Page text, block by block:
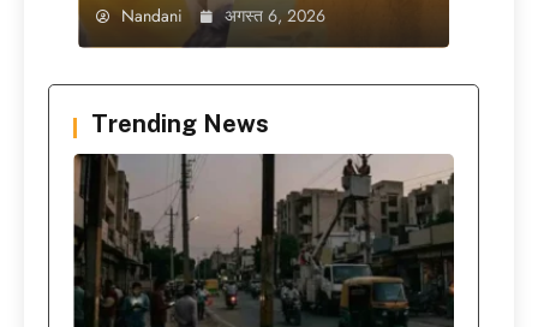
Nandani अगस्त 6, 2026
Trending News